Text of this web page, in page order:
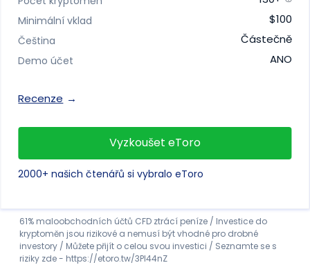
Minimální vklad $100
Čeština Částečně
Demo účet ANO
Recenze
Vyzkoušet eToro
2000+ našich čtenářů si vybralo eToro
61% maloobchodních účtů CFD ztrácí peníze / Investice do
kryptoměn jsou rizikové a nemusí být vhodné pro drobné
investory / Můžete přijít o celou svou investici / Seznamte se s
riziky zde - https://etoro.tw/3PI44nZ